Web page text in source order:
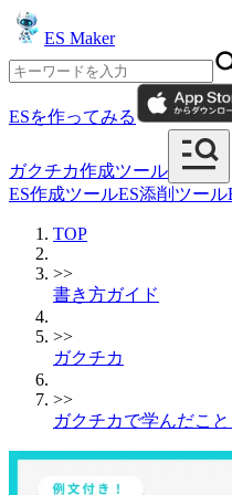
ES Maker
ESを作ってみる
ガクチカ作成ツール
ES作成ツールES添削ツール
TOP
>>
書き方ガイド
>>
ガクチカ
>>
ガクチカで学んだこ